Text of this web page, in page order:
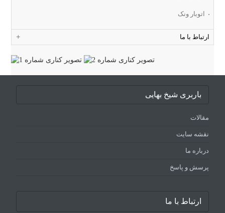
اتوبار ونک
ارتباط با ما
باربری شیخ بهایی
مقالات
نقشه سایت
درباره ما
پرسش و پاسخ
ارتباط با ما